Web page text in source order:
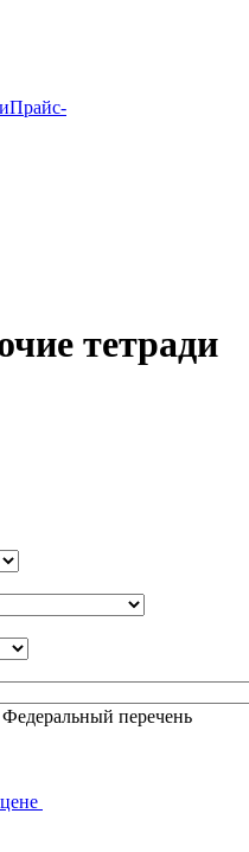
Прайс-
тетради
перечень
цене